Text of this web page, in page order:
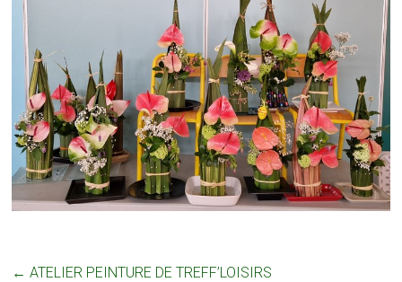
← ATELIER PEINTURE DE TREFF’LOISIRS